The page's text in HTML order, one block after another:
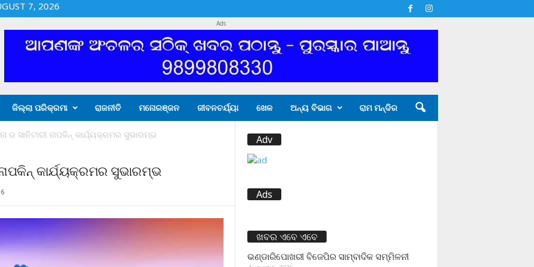
7, 2026
Ads
ଜିଲ୍ଲା ପରିକ୍ରମା ରାଜନୀତି ମନୋରଞ୍ଜନ ଜୀବନଚର୍ଯ୍ୟା ଖେଳ ଅନ୍ୟ ବିଭାଗ ରାମ ମନ୍ଦିର
ର ସାନିଟାରୀ ନାପକିନ୍ କାର୍ଯ୍ୟକ୍ରମର ସୁଭାରମ୍ଭ
କାର୍ଯ୍ୟକ୍ରମର ସୁଭାରମ୍ଭ
Adv
Ads
ଖବର ଏବେ ଏବେ
ଭଣ୍ଡାରିପୋଖରୀ ବିଜେପିର ସାମ୍ବାଦିକ ସମ୍ମିଳନୀ